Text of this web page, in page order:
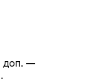
доп. —